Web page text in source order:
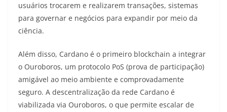
usuários trocarem e realizarem transações, sistemas
para governar e negócios para expandir por meio da
ciência.
Além disso, Cardano é o primeiro blockchain a integrar
o Ouroboros, um protocolo PoS (prova de participação)
amigável ao meio ambiente e comprovadamente
seguro. A descentralização da rede Cardano é
viabilizada via Ouroboros, o que permite escalar de